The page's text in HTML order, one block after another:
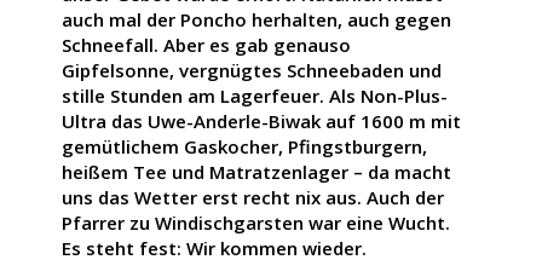
auch mal der Poncho herhalten, auch gegen
Schneefall. Aber es gab genauso
Gipfelsonne, vergnügtes Schneebaden und
stille Stunden am Lagerfeuer. Als Non-Plus-
Ultra das Uwe-Anderle-Biwak auf 1600 m mit
gemütlichem Gaskocher, Pfingstburgern,
heißem Tee und Matratzenlager – da macht
uns das Wetter erst recht nix aus. Auch der
Pfarrer zu Windischgarsten war eine Wucht.
Es steht fest: Wir kommen wieder.